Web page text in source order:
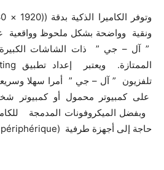
ونقية وواضحة بشكل ملحوظ وواقعية
” آل – جي ” ذات الشاشات الكبيرة
تلفزيون ” آل – جي ” أمرا سهلا
على كمبيوتر محمول أو كمبيوتر
وبفضل الميكروفونات المدمجة
حاجة إلى أجهزة طرفية (périphérique ) أو مكمّلات إضافية.